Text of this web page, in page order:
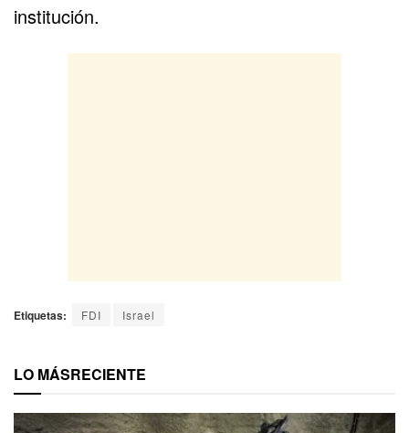
institución.
Etiquetas: FDI Israel
LO MÁSRECIENTE